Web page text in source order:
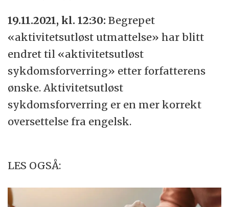
19.11.2021, kl. 12:30:Begrepet
«aktivitetsutløst utmattelse» har blitt
endret til «aktivitetsutløst
sykdomsforverring» etter forfatterens
ønske. Aktivitetsutløst
sykdomsforverring er en mer korrekt
oversettelse fra engelsk.
LES OGSÅ: